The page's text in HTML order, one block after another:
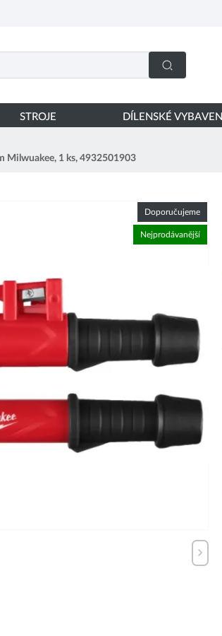
STROJE DÍLENSKÉ VYBAVENÍ
Milwuakee, 1 ks, 4932501903
Doporučujeme
Nejprodávanější